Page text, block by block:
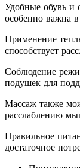
Удобные обувь и
особенно важна
Применение
способствует
Соблюдение
подушек для
Массаж также
расслаблению
Правильное
достаточное